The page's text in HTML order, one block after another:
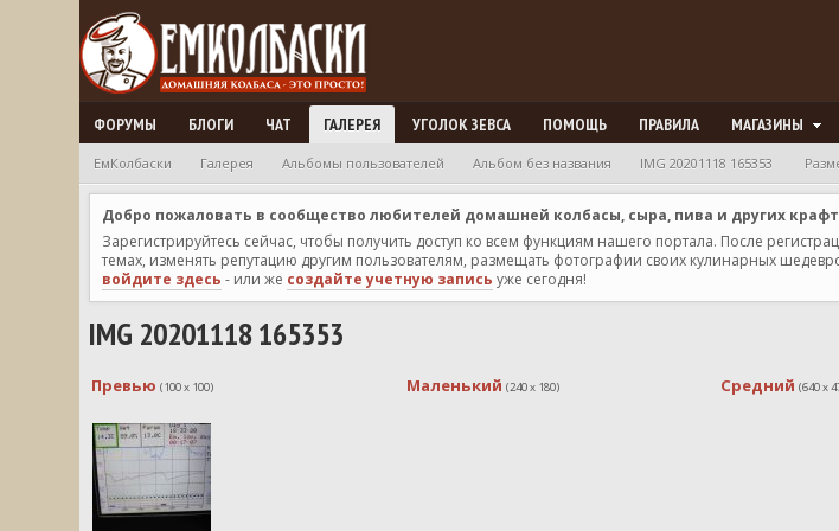
ФОРУМЫ БЛОГИ ЧАТ ГАЛЕРЕЯ УГОЛОК ЗЕВСА ПОМОЩЬ ПРАВИЛА МАГАЗИНЫ
ЕмКолбаски Галерея Альбомы пользователей Альбом без названия IMG 20201118 165353
Добро пожаловать в сообщество любителей домашней колбасы, сыра, пива и других
Зарегистрируйтесь сейчас, чтобы получить доступ ко всем функциям нашего портала. После
темах, изменять репутацию другим пользователям, размещать фотографии своих кулинарных
войдите здесь - или же создайте учетную запись уже сегодня!
IMG 20201118 165353
Превью (100 x 100) Маленький (240 x 180) Средний (640 x